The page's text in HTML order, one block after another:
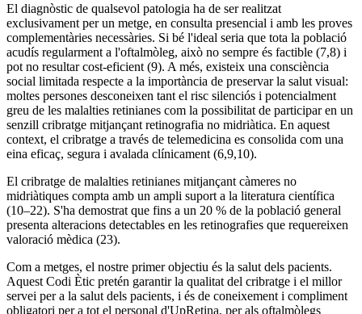
El diagnòstic de qualsevol patologia ha de ser realitzat
exclusivament per un metge, en consulta presencial i amb les proves
complementàries necessàries. Si bé l'ideal seria que tota la població
acudís regularment a l'oftalmòleg, això no sempre és factible (7,8) i
pot no resultar cost-eficient (9). A més, existeix una consciència
social limitada respecte a la importància de preservar la salut visual:
moltes persones desconeixen tant el risc silenciós i potencialment
greu de les malalties retinianes com la possibilitat de participar en un
senzill cribratge mitjançant retinografia no midriàtica. En aquest
context, el cribratge a través de telemedicina es consolida com una
eina eficaç, segura i avalada clínicament (6,9,10).
El cribratge de malalties retinianes mitjançant càmeres no
midriàtiques compta amb un ampli suport a la literatura científica
(10–22). S'ha demostrat que fins a un 20 % de la població general
presenta alteracions detectables en les retinografies que requereixen
valoració mèdica (23).
Com a metges, el nostre primer objectiu és la salut dels pacients.
Aquest Codi Ètic pretén garantir la qualitat del cribratge i el millor
servei per a la salut dels pacients, i és de coneixement i compliment
obligatori per a tot el personal d'UpRetina, per als oftalmòlegs